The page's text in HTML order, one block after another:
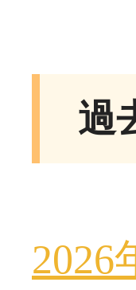
過
2026